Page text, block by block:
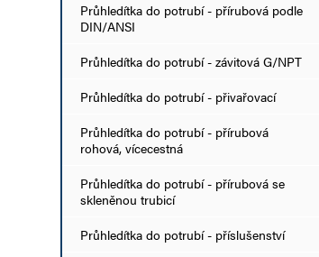
Průhledítka do potrubí - přírubová podle
DIN/ANSI
Průhledítka do potrubí - závitová G/NPT
Průhledítka do potrubí - přivařovací
Průhledítka do potrubí - přírubová
rohová, vícecestná
Průhledítka do potrubí - přírubová se
skleněnou trubicí
Průhledítka do potrubí - příslušenství